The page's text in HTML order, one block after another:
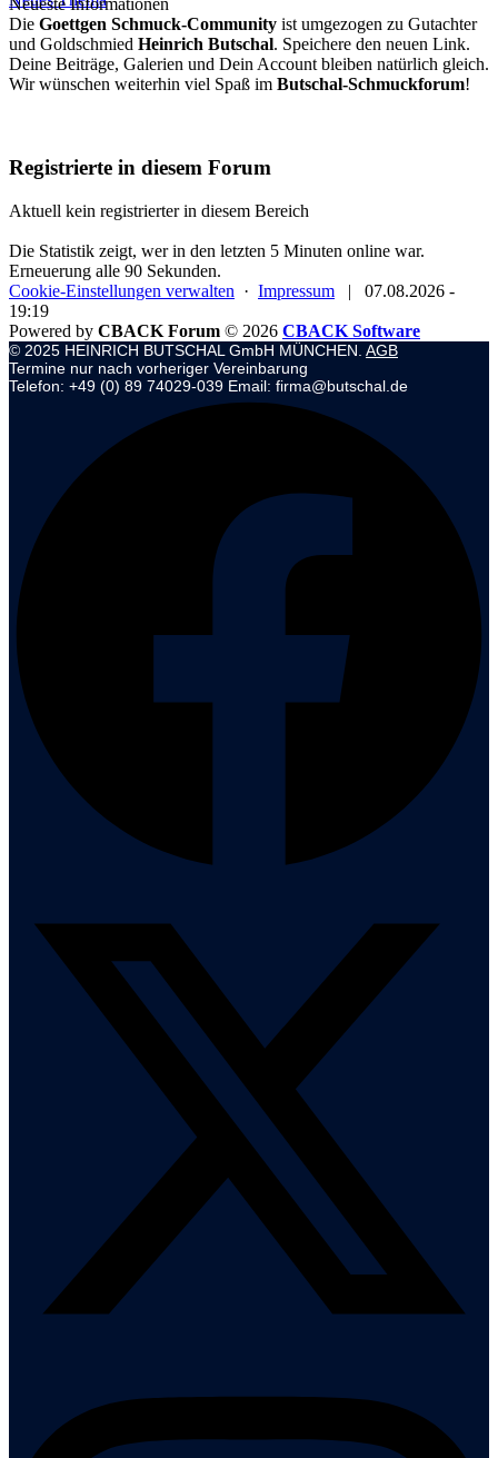
Neueste Informationen
Die Goettgen Schmuck-Community ist umgezogen zu Gutachter
und Goldschmied Heinrich Butschal. Speichere den neuen Link.
Deine Beiträge, Galerien und Dein Account bleiben natürlich gleich.
Wir wünschen weiterhin viel Spaß im Butschal-Schmuckforum!
Registrierte in diesem Forum
Aktuell kein registrierter in diesem Bereich
Die Statistik zeigt, wer in den letzten 5 Minuten online war.
Erneuerung alle 90 Sekunden.
Cookie-Einstellungen verwalten · Impressum |
07.08.2026 -
19:19
Powered by CBACK Forum © 2026 CBACK Software
© 2025 HEINRICH BUTSCHAL GmbH MÜNCHEN. AGB
Termine nur nach vorheriger Vereinbarung
Telefon: +49 (0) 89 74029-039 Email: firma@butschal.de